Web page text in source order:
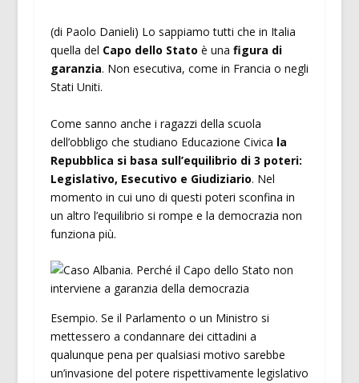
(di Paolo Danieli) Lo sappiamo tutti che in Italia
quella del Capo dello Stato è una figura di
garanzia. Non esecutiva, come in Francia o negli
Stati Uniti.
Come sanno anche i ragazzi della scuola
dell’obbligo che studiano Educazione Civica la
Repubblica si basa sull’equilibrio di 3 poteri:
Legislativo, Esecutivo e Giudiziario. Nel
momento in cui uno di questi poteri sconfina in
un altro l’equilibrio si rompe e la democrazia non
funziona più.
Esempio. Se il Parlamento o un Ministro si
mettessero a condannare dei cittadini a
qualunque pena per qualsiasi motivo sarebbe
un’invasione del potere rispettivamente legislativo